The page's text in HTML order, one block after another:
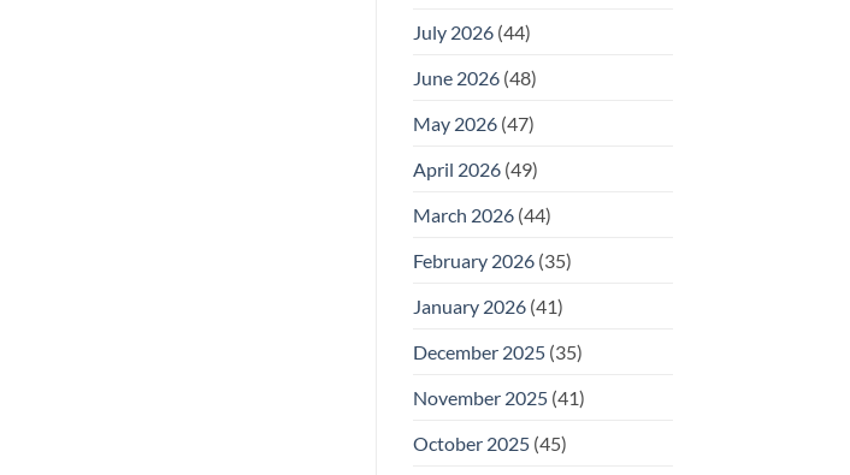
July 2026(44)
June 2026(48)
May 2026(47)
April 2026(49)
March 2026(44)
February 2026(35)
January 2026(41)
December 2025(35)
November 2025(41)
October 2025(45)